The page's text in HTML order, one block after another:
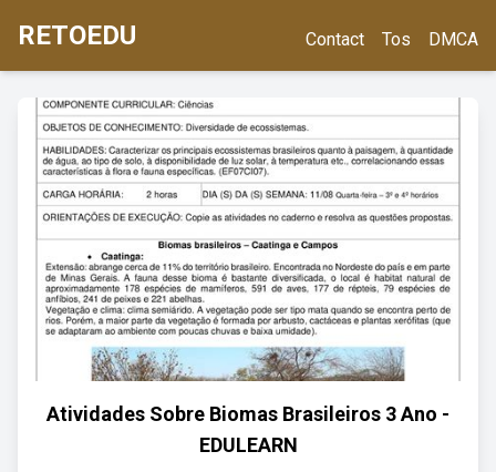
RETOEDU Contact Tos DMCA
Atividades Sobre Biomas Brasileiros 3 Ano -
EDULEARN